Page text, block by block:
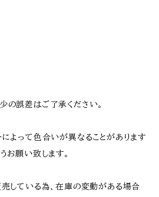
誤差はご了承ください。
よって色合いが異なることがあります
お願い致します。
している為、在庫の変動がある場合